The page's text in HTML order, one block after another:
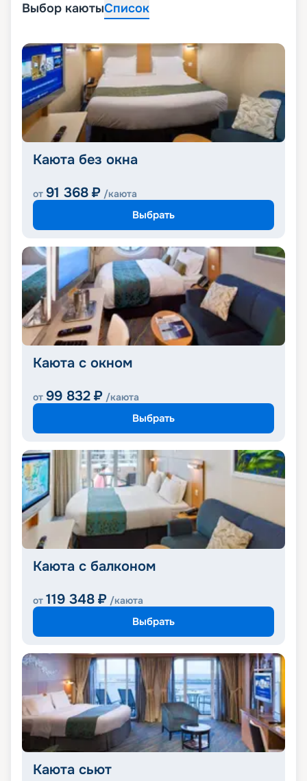
Выбор каютыСписок
Каюта без окна
от 91 368 ₽ /каюта
Выбрать
Каюта с окном
от 99 832 ₽ /каюта
Выбрать
Каюта с балконом
от 119 348 ₽ /каюта
Выбрать
Каюта сьют